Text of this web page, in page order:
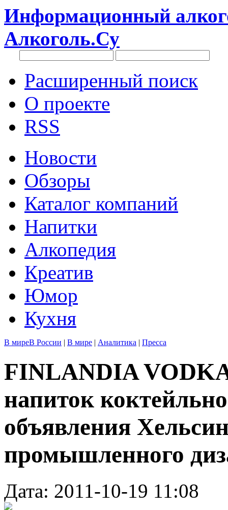
Информационный
Алкоголь.Су
Расширенный поиск
О проекте
RSS
Новости
Обзоры
Каталог компаний
Напитки
Алкопедия
Креатив
Юмор
Кухня
В миреВ России | В мире | Аналитика | Пресса
FINLANDIA
напиток
объявления
промышленного
Дата: 2011-10-19 11:08